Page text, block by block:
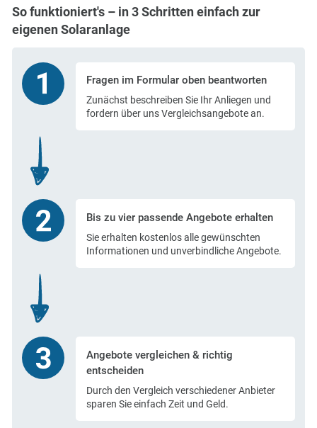
So funktioniert's – in 3 Schritten einfach zur
eigenen Solaranlage
Fragen im Formular oben beantworten
Zunächst beschreiben Sie Ihr Anliegen und
fordern über uns Vergleichsangebote an.
Bis zu vier passende Angebote erhalten
Sie erhalten kostenlos alle gewünschten
Informationen und unverbindliche Angebote.
Angebote vergleichen & richtig
entscheiden
Durch den Vergleich verschiedener Anbieter
sparen Sie einfach Zeit und Geld.